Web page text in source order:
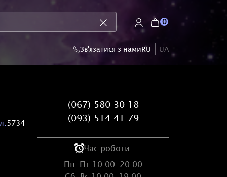
0
Зв'язатися з намиRU UA
5734
(067) 580 30 18
(093) 514 41 79
Час роботи:
Пн-Пт 10:00-20:00